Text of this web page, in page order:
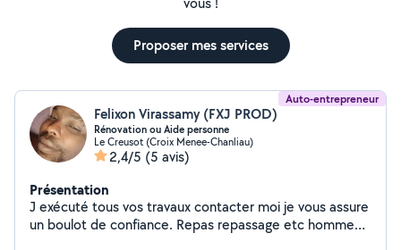
Proposer mes services
Auto-entrepreneur
Felixon Virassamy (FXJ PROD)
Rénovation ou Aide personne
Le Creusot (Croix Menee-Chanliau)
2,4/5 (5 avis)
Présentation
J exécuté tous vos travaux contacter moi je vous assure
un boulot de confiance. Repas repassage etc homme